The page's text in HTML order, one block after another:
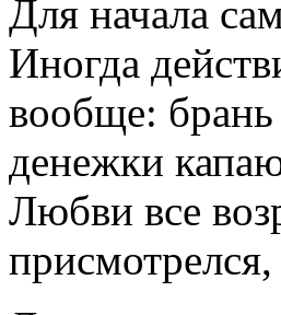
Для начала
Иногда
вообще: брань
денежки
Любви все